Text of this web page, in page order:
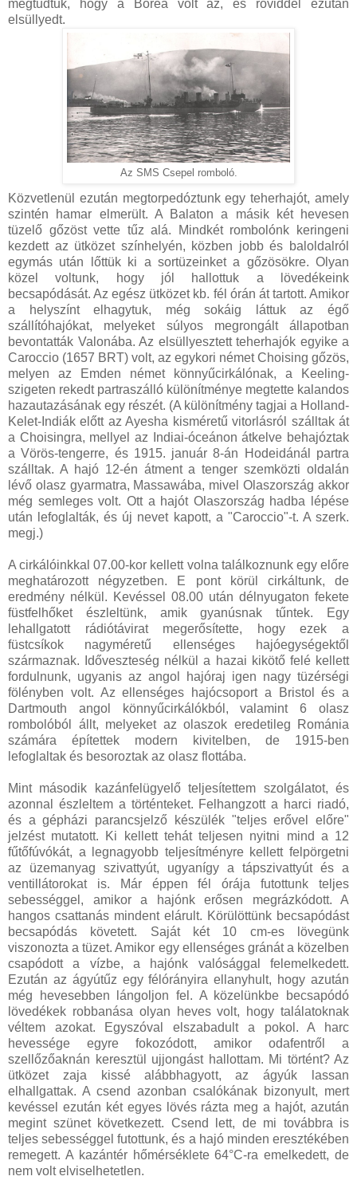
megtudtuk, hogy a Borea volt az, és röviddel ezután
elsüllyedt.
Az SMS Csepel romboló.
Közvetlenül ezután megtorpedóztunk egy teherhajót, amely
szintén hamar elmerült. A Balaton a másik két hevesen
tüzelő gőzöst vette tűz alá. Mindkét rombolónk keringeni
kezdett az ütközet színhelyén, közben jobb és baloldalról
egymás után lőttük ki a sortüzeinket a gőzösökre. Olyan
közel voltunk, hogy jól hallottuk a lövedékeink
becsapódását. Az egész ütközet kb. fél órán át tartott. Amikor
a helyszínt elhagytuk, még sokáig láttuk az égő
szállítóhajókat, melyeket súlyos megrongált állapotban
bevontatták Valonába. Az elsüllyesztett teherhajók egyike a
Caroccio (1657 BRT) volt, az egykori német Choising gőzös,
melyen az Emden német könnyűcirkálónak, a Keeling-
szigeten rekedt partraszálló különítménye megtette kalandos
hazautazásának egy részét. (A különítmény tagjai a Holland-
Kelet-Indiák előtt az Ayesha kisméretű vitorlásról szálltak át
a Choisingra, mellyel az Indiai-óceánon átkelve behajóztak
a Vörös-tengerre, és 1915. január 8-án Hodeidánál partra
szálltak. A hajó 12-én átment a tenger szemközti oldalán
lévő olasz gyarmatra, Massawába, mivel Olaszország akkor
még semleges volt. Ott a hajót Olaszország hadba lépése
után lefoglalták, és új nevet kapott, a "Caroccio"-t. A szerk.
megj.)
A cirkálóinkkal 07.00-kor kellett volna találkoznunk egy előre
meghatározott négyzetben. E pont körül cirkáltunk, de
eredmény nélkül. Kevéssel 08.00 után délnyugaton fekete
füstfelhőket észleltünk, amik gyanúsnak tűntek. Egy
lehallgatott rádiótávirat megerősítette, hogy ezek a
füstcsíkok nagyméretű ellenséges hajóegységektől
származnak. Időveszteség nélkül a hazai kikötő felé kellett
fordulnunk, ugyanis az angol hajóraj igen nagy tüzérségi
fölényben volt. Az ellenséges hajócsoport a Bristol és a
Dartmouth angol könnyűcirkálókból, valamint 6 olasz
rombolóból állt, melyeket az olaszok eredetileg Románia
számára építettek modern kivitelben, de 1915-ben
lefoglaltak és besoroztak az olasz flottába.
Mint második kazánfelügyelő teljesítettem szolgálatot, és
azonnal észleltem a történteket. Felhangzott a harci riadó,
és a gépházi parancsjelző készülék "teljes erővel előre"
jelzést mutatott. Ki kellett tehát teljesen nyitni mind a 12
fűtőfúvókát, a legnagyobb teljesítményre kellett felpörgetni
az üzemanyag szivattyút, ugyanígy a tápszivattyút és a
ventillátorokat is. Már éppen fél órája futottunk teljes
sebességgel, amikor a hajónk erősen megrázkódott. A
hangos csattanás mindent elárult. Körülöttünk becsapódást
becsapódás követett. Saját két 10 cm-es lövegünk
viszonozta a tüzet. Amikor egy ellenséges gránát a közelben
csapódott a vízbe, a hajónk valósággal felemelkedett.
Ezután az ágyútűz egy félórányira ellanyhult, hogy azután
még hevesebben lángoljon fel. A közelünkbe becsapódó
lövedékek robbanása olyan heves volt, hogy találatoknak
véltem azokat. Egyszóval elszabadult a pokol. A harc
hevessége egyre fokozódott, amikor odafentről a
szellőzőaknán keresztül ujjongást hallottam. Mi történt? Az
ütközet zaja kissé alábbhagyott, az ágyúk lassan
elhallgattak. A csend azonban csalókának bizonyult, mert
kevéssel ezután két egyes lövés rázta meg a hajót, azután
megint szünet következett. Csend lett, de mi továbbra is
teljes sebességgel futottunk, és a hajó minden eresztékében
remegett. A kazántér hőmérséklete 64°C-ra emelkedett, de
nem volt elviselhetetlen.